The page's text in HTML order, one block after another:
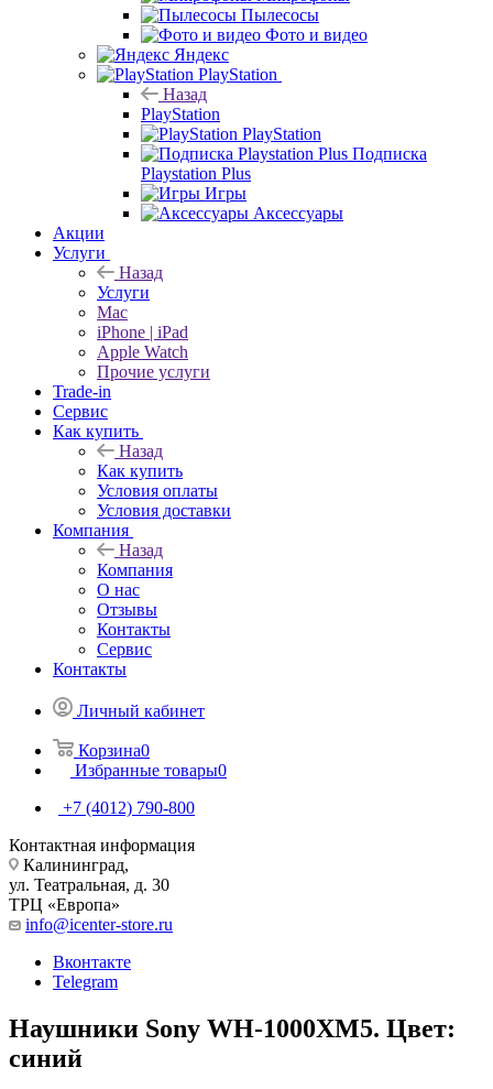
Пылесосы
Фото и видео
Яндекс
PlayStation
Назад
PlayStation
PlayStation
Подписка
Playstation Plus
Игры
Аксессуары
Акции
Услуги
Назад
Услуги
Mac
iPhone | iPad
Apple Watch
Прочие услуги
Trade-in
Сервис
Как купить
Назад
Как купить
Условия оплаты
Условия доставки
Компания
Назад
Компания
О нас
Отзывы
Контакты
Сервис
Контакты
Личный кабинет
Корзина0
Избранные товары0
+7 (4012) 790-800
Контактная информация
Калининград,
ул. Театральная, д. 30
ТРЦ «Европа»
info@icenter-store.ru
Вконтакте
Telegram
Наушники Sony WH-1000XM5. Цвет:
синий